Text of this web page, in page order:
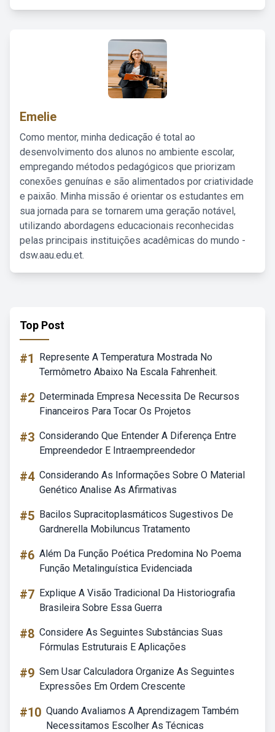
Emelie
Como mentor, minha dedicação é total ao
desenvolvimento dos alunos no ambiente escolar,
empregando métodos pedagógicos que priorizam
conexões genuínas e são alimentados por criatividade
e paixão. Minha missão é orientar os estudantes em
sua jornada para se tornarem uma geração notável,
utilizando abordagens educacionais reconhecidas
pelas principais instituições acadêmicas do mundo -
dsw.aau.edu.et.
Top Post
#1
Represente A Temperatura Mostrada No
Termômetro Abaixo Na Escala Fahrenheit.
#2 Determinada Empresa Necessita De Recursos
Financeiros Para Tocar Os Projetos
#3 Considerando Que Entender A Diferença Entre
Empreendedor E Intraempreendedor
#4 Considerando As Informações Sobre O Material
Genético Analise As Afirmativas
#5 Bacilos Supracitoplasmáticos Sugestivos De
Gardnerella Mobiluncus Tratamento
#6 Além Da Função Poética Predomina No Poema
Função Metalinguística Evidenciada
#7 Explique A Visão Tradicional Da Historiografia
Brasileira Sobre Essa Guerra
#8 Considere As Seguintes Substâncias Suas
Fórmulas Estruturais E Aplicações
#9 Sem Usar Calculadora Organize As Seguintes
Expressões Em Ordem Crescente
#10 Quando Avaliamos A Aprendizagem Também
Necessitamos Escolher As Técnicas